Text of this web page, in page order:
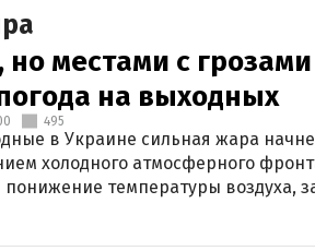
но местами с
на выходных
495
в Украине сильная жара
холодного атмосферного
понижение температуры воздуха,